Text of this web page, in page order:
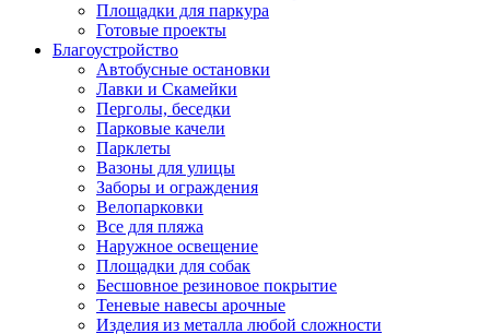
Площадки для паркура
Готовые проекты
Благоустройство
Автобусные остановки
Лавки и Скамейки
Перголы, беседки
Парковые качели
Парклеты
Вазоны для улицы
Заборы и ограждения
Велопарковки
Все для пляжа
Наружное освещение
Площадки для собак
Бесшовное резиновое покрытие
Теневые навесы арочные
Изделия из металла любой сложности